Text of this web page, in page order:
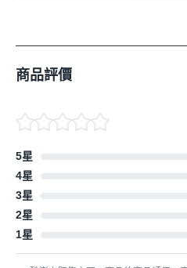
商品評價
5星
4星
3星
2星
1星